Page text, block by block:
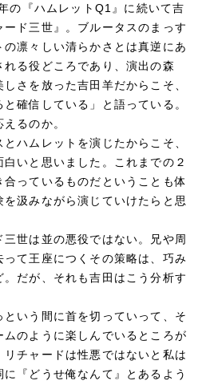
の『ハムレットQ1』に続いて吉
ード三世』。ブルータスのまっす
の凛々しい清らかさとは真逆にあ
る役どころであり、演出の森
さを放った吉田羊だからこそ、
確信している」と語っている。
るのか。
とハムレットを演じたからこそ、
いと思いました。これまでの２
っているものだということも体
汲みながら演じていけたらと思
世は並の悪役ではない。兄や周
て王座につくその策略は、巧み
だが、それも吉田はこう分析す
という間に首を切っていって、そ
のように楽しんでいるところが
チャードは性悪ではないと私は
『どうせ俺なんて』とあるよう